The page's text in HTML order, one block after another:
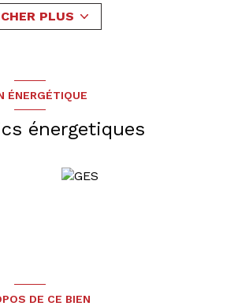
wc
idéal pour un projet d'aménagement.
n'attendant que vous pour être
JOST 07.88.06.41.30
PLUS
ÉNERGÉTIQUE
énergetiques
DE CE BIEN